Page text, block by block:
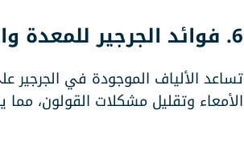
6. فوائد الجرجير للمعدة والقولون:
تساعد الألياف الموجودة في
الأمعاء وتقليل مشكلات القولون،